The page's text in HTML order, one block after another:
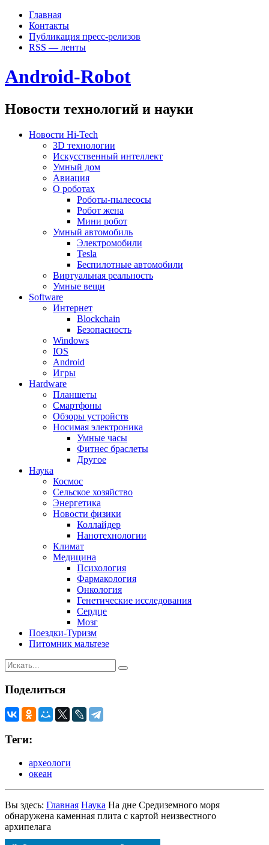
Главная
Контакты
Публикация пресс-релизов
RSS — ленты
Android-Robot
Новости технологий и науки
Новости Hi-Tech
3D технологии
Искусственный интеллект
Умный дом
Авиация
О роботах
Роботы-пылесосы
Робот жена
Мини робот
Умный автомобиль
Электромобили
Tesla
Беспилотные автомобили
Виртуальная реальность
Умные вещи
Software
Интернет
Blockchain
Безопасность
Windows
IOS
Android
Игры
Hardware
Планшеты
Смартфоны
Обзоры устройств
Носимая электроника
Умные часы
Фитнес браслеты
Другое
Наука
Космос
Сельское хозяйство
Энергетика
Новости физики
Коллайдер
Нанотехнологии
Климат
Медицина
Психология
Фармакология
Онкология
Генетические исследования
Сердце
Мозг
Поездки-Туризм
Питомник мальтезе
Поделиться
Теги:
археологи
океан
Вы здесь: Главная Наука На дне Средиземного моря
обнаружена каменная плита с картой неизвестного
архипелага